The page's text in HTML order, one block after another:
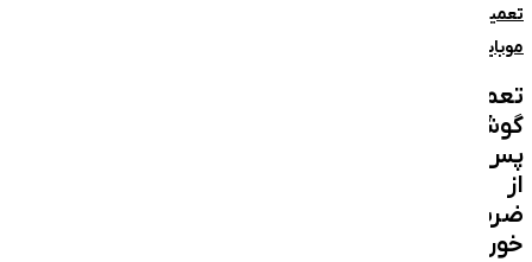
تعمیر
موبایل
تعمیر
گوشی
پس
از
ضربه
خوردن